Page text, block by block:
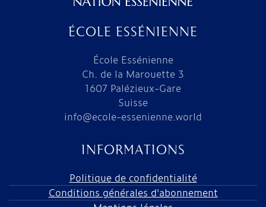
ÉCOLE ESSÉNIENNE
École Essénienne
Ch. de la Marouette 3
1607 Palézieux-Gare
Suisse
info@ecole-essenienne.world
INFORMATIONS
Politique de confidentialité
Conditions générales d'abonnement